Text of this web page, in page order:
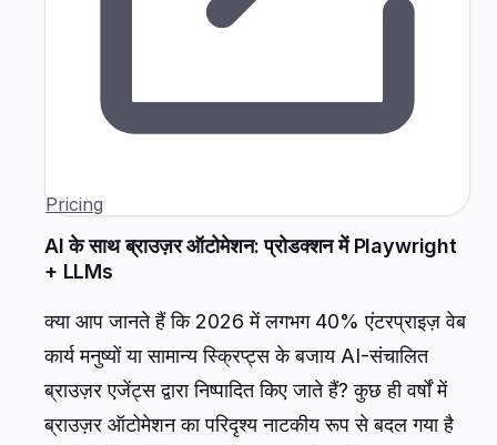
Pricing
AI के साथ ब्राउज़र ऑटोमेशन: प्रोडक्शन में Playwright
+ LLMs
क्या आप जानते हैं कि 2026 में लगभग 40% एंटरप्राइज़ वेब
कार्य मनुष्यों या सामान्य स्क्रिप्ट्स के बजाय AI-संचालित
ब्राउज़र एजेंट्स द्वारा निष्पादित किए जाते हैं? कुछ ही वर्षों में
ब्राउज़र ऑटोमेशन का परिदृश्य नाटकीय रूप से बदल गया है